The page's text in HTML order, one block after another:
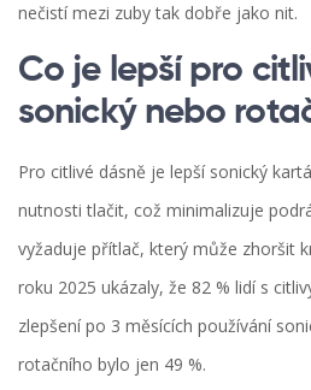
nečistí mezi zuby tak dobře jako nit.
Co je lepší pro
sonický nebo
Pro citlivé dásně je lepší sonický
nutnosti tlačit, což minimalizuje
vyžaduje přítlač, který může zhoršit
roku 2025 ukázaly, že 82 % lidí s
zlepšení po 3 měsících používání
rotačního bylo jen 49 %.